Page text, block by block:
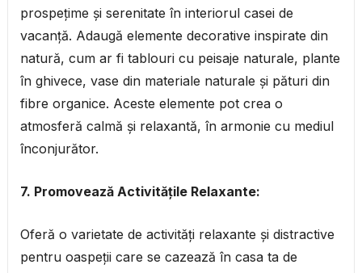
prospețime și serenitate în interiorul casei de
vacanță. Adaugă elemente decorative inspirate din
natură, cum ar fi tablouri cu peisaje naturale, plante
în ghivece, vase din materiale naturale și pături din
fibre organice. Aceste elemente pot crea o
atmosferă calmă și relaxantă, în armonie cu mediul
înconjurător.
7. Promovează Activitățile Relaxante:
Oferă o varietate de activități relaxante și distractive
pentru oaspeții care se cazează în casa ta de